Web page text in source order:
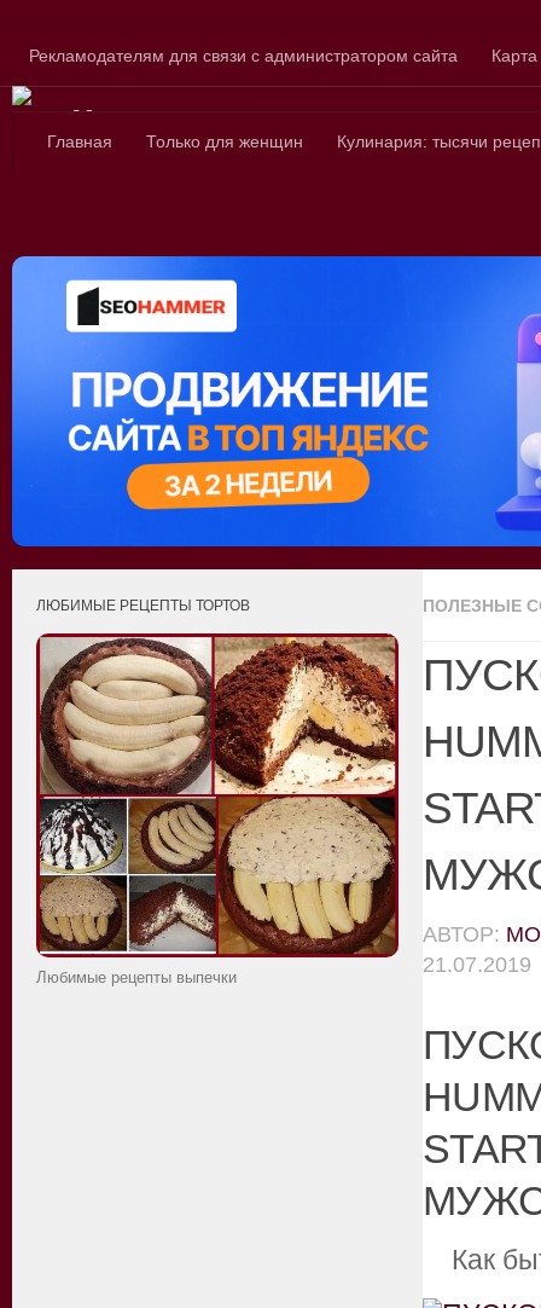
Рекламодателям для связи с администратором сайта
Сайт для
Главная Только для женщин Кулинария: тысячи
ПОЛЕЗНЫЕ
АВТОР:
21.07.2019
Как
ЛЮБИМЫЕ РЕЦЕПТЫ ТОРТОВ
Любимые рецепты выпечки